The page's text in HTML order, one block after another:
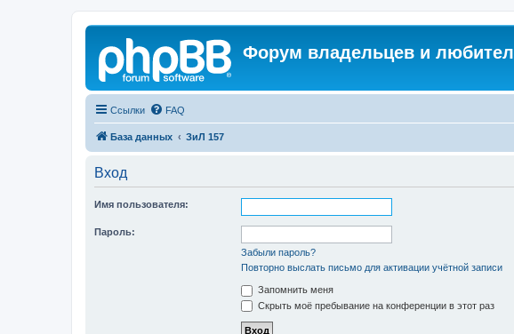
Форум владельцев и
Ссылки FAQ
База данных ЗиЛ 157
Вход
Имя пользователя:
Пароль:
Забыли пароль?
Повторно выслать письмо для активации учётной записи
Запомнить меня
Скрыть моё пребывание на конференции в этот раз